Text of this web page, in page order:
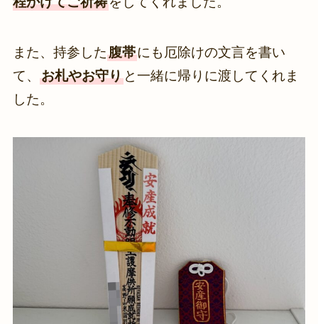
また、持参した腹帯にも厄除けの文言を書い
て、 お札やお守りと一緒に帰りに渡してくれま
した。